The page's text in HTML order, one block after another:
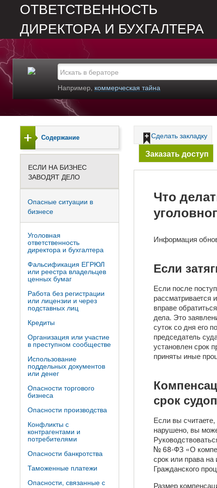
ОТВЕТСТВЕННОСТЬ
ДИРЕКТОРА И БУХГАЛТЕРА
Например, коммерческая тайна
Сделать закладку
Заказать доступ
Что
Информация
Если
Если после
рассматривается
вправе
дела. Это
суток со дня его
председатель
установлен срок
приняты иные
срок
Если вы
нарушено, вы
№ 68-ФЗ «О
срок или права на
Гражданского
Размер
Содержание
ЕСЛИ НА БИЗНЕС
ЗАВОДЯТ ДЕЛО
Опасные ситуации в
бизнесе
Уголовная
ответственность
директора и бухгалтера
Фальсификация ЕГРЮЛ
или реестра владельцев
ценных бумаг
Работа без регистрации
или лицензии и через
подставных лиц
Кредиты
Организация или участие
в преступном сообществе
Использование
поддельных документов
или денег
Опасности торгового
бизнеса
Опасности производства
Конфликты с
контрагентами и
потребителями
Опасности банкротства
Таможенные платежи
Опасности, связанные с